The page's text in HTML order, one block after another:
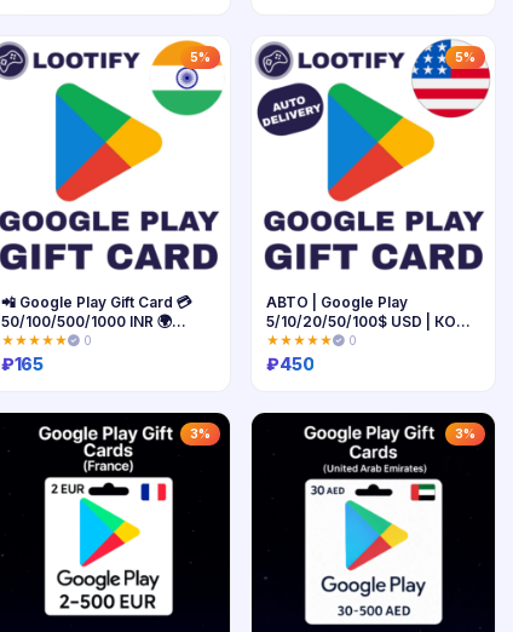
5%
Купить
📲 Google Play Gift Card 💳
50/100/500/1000 INR 🌍
Индия
★★★★★ 0
₽165
5%
Купить
АВТО | Google Play
5/10/20/50/100$ USD | КОД
ПОПОЛНЕНИЯ США
★★★★★ 0
₽450
3% 3%